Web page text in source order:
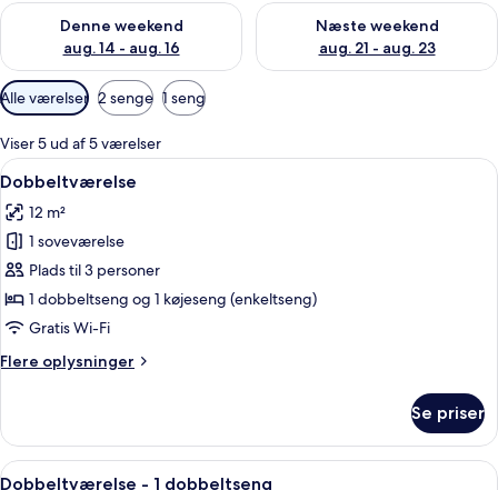
Denne weekend
aug. 14 - aug. 16
Tjek tilgængelighed for denne weekend aug. 14 - aug. 16
Næste weekend
aug. 21 - aug. 23
Tjek tilgængelighed for næste
Tilgængelige
filtre
for
værelser
Alle værelser 2 senge 1 seng
Viser 5 ud af 5 værelser
Indlæs
alle
billeder
af
Dobbeltværelse
Et hotelværelse med seng,
19
Dobbeltværelse
12 m²
1 soveværelse
Plads til 3 personer
1 dobbeltseng og 1 køjeseng (enkeltseng)
Gratis Wi-Fi
Flere oplysninger
Flere
Se priser
Indlæs
Et hotelværelse med en seng, et
15
Dobbeltværelse - 1 dobbeltseng